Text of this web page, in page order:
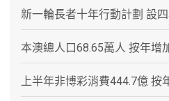
新一輪長者十年行動計劃 設
本澳總人口68.65萬人 按年增
上半年非博彩消費444.7億 按